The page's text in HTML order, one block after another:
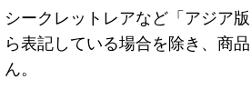
シークレットレアなど「アジア
ら表記している場合を除き、商
ん。